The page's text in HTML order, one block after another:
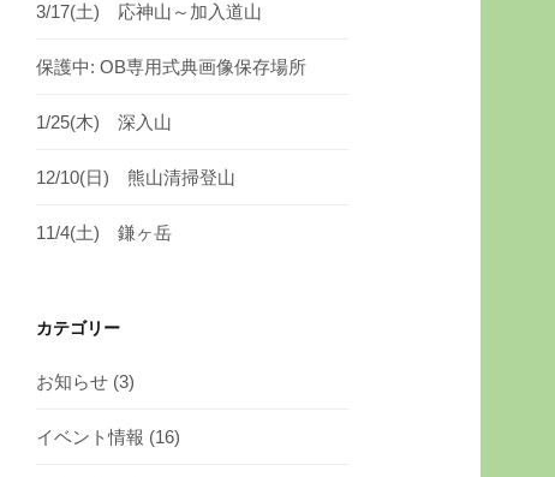
3/17(土) 応神山～加入道山
保護中: OB専用式典画像保存場所
1/25(木) 深入山
12/10(日) 熊山清掃登山
11/4(土) 鎌ヶ岳
カテゴリー
お知らせ (3)
イベント情報 (16)